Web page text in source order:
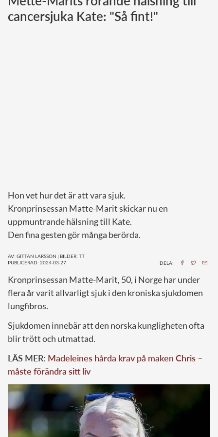
Norska kungahuset
cancersjuka Kate: "Så fint!"
Hon vet hur det är att vara sjuk.
Kronprinsessan Matte-Marit skickar nu en
uppmuntrande hälsning till Kate.
Den fina gesten gör många berörda.
AV: GITTAN LARSSON | BILDER: TT
PUBLICERAD: 2024-03-27
DELA:
Kronprinsessan Matte-Marit, 50, i Norge har under
flera år varit allvarligt sjuk i den kroniska sjukdomen
lungfibros.
Sjukdomen innebär att den norska kungligheten ofta
blir trött och utmattad.
LÄS MER: Madeleines hårda krav på maken Chris –
måste förändra sitt liv